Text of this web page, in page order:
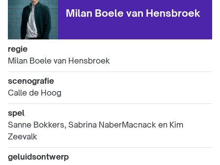
Milan Boele van Hensbroek
regie
Milan Boele van Hensbroek
scenografie
Calle de Hoog
spel
Sanne Bokkers, Sabrina NaberMacnack en Kim
Zeevalk
geluidsontwerp